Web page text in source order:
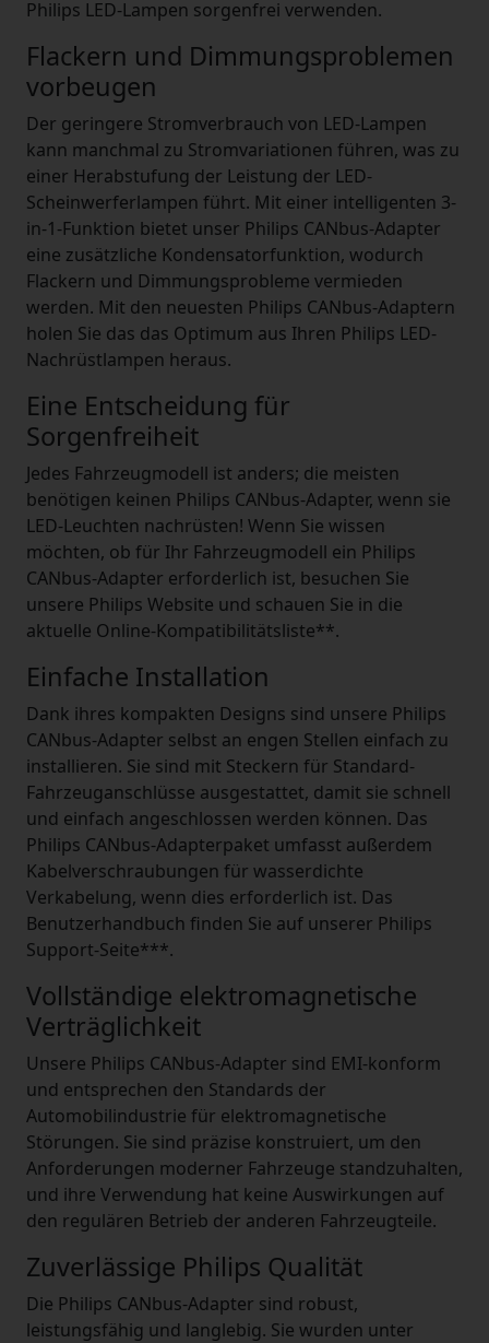
Philips LED-Lampen sorgenfrei verwenden.
Flackern und Dimmungsproblemen
vorbeugen
Der geringere Stromverbrauch von LED-Lampen
kann manchmal zu Stromvariationen führen, was zu
einer Herabstufung der Leistung der LED-
Scheinwerferlampen führt. Mit einer intelligenten 3-
in-1-Funktion bietet unser Philips CANbus-Adapter
eine zusätzliche Kondensatorfunktion, wodurch
Flackern und Dimmungsprobleme vermieden
werden. Mit den neuesten Philips CANbus-Adaptern
holen Sie das das Optimum aus Ihren Philips LED-
Nachrüstlampen heraus.
Eine Entscheidung für
Sorgenfreiheit
Jedes Fahrzeugmodell ist anders; die meisten
benötigen keinen Philips CANbus-Adapter, wenn sie
LED-Leuchten nachrüsten! Wenn Sie wissen
möchten, ob für Ihr Fahrzeugmodell ein Philips
CANbus-Adapter erforderlich ist, besuchen Sie
unsere Philips Website und schauen Sie in die
aktuelle Online-Kompatibilitätsliste**.
Einfache Installation
Dank ihres kompakten Designs sind unsere Philips
CANbus-Adapter selbst an engen Stellen einfach zu
installieren. Sie sind mit Steckern für Standard-
Fahrzeuganschlüsse ausgestattet, damit sie schnell
und einfach angeschlossen werden können. Das
Philips CANbus-Adapterpaket umfasst außerdem
Kabelverschraubungen für wasserdichte
Verkabelung, wenn dies erforderlich ist. Das
Benutzerhandbuch finden Sie auf unserer Philips
Support-Seite***.
Vollständige elektromagnetische
Verträglichkeit
Unsere Philips CANbus-Adapter sind EMI-konform
und entsprechen den Standards der
Automobilindustrie für elektromagnetische
Störungen. Sie sind präzise konstruiert, um den
Anforderungen moderner Fahrzeuge standzuhalten,
und ihre Verwendung hat keine Auswirkungen auf
den regulären Betrieb der anderen Fahrzeugteile.
Zuverlässige Philips Qualität
Die Philips CANbus-Adapter sind robust,
leistungsfähig und langlebig. Sie wurden unter